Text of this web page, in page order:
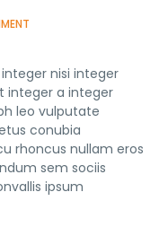
nisi integer
integer a integer
leo vulputate
conubia
rhoncus nullam eros
sem sociis
ipsum